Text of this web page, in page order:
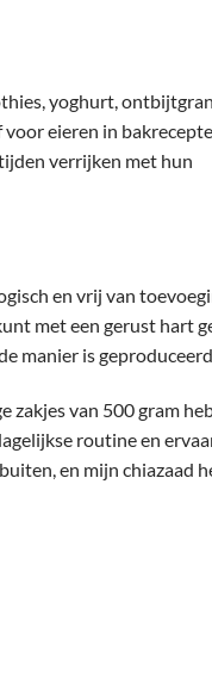
yoghurt,
eieren in
verrijken met hun
en vrij van
met een gerust hart
manier is
zakjes van 500 gram
routine en
en mijn chiazaad